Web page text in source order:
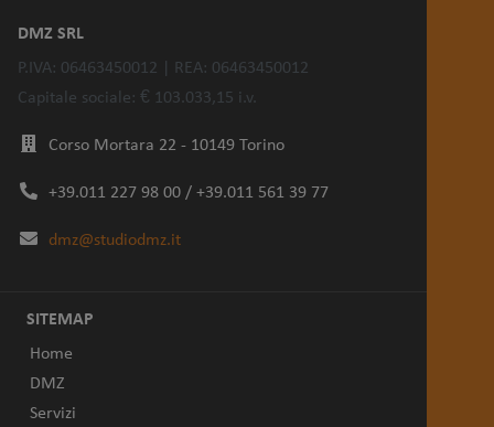
DMZ SRL
P.IVA: 06463450012 | REA: 06463450012
Capitale sociale: € 103.033,15 i.v.
Corso Mortara 22 - 10149 Torino
+39.011 227 98 00 / +39.011 561 39 77
dmz@studiodmz.it
SITEMAP
Home
DMZ
Servizi